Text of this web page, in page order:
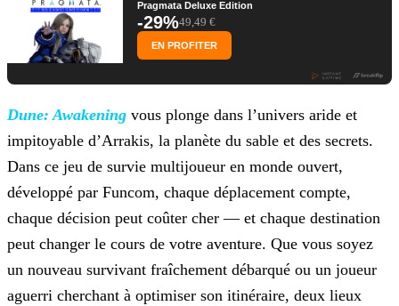
Pragmata Deluxe Edition
-29%49,49 €
EN PROFITER
Dune: Awakening vous plonge dans l’univers aride et
impitoyable d’Arrakis, la planète du sable et des secrets.
Dans ce jeu de survie multijoueur en monde ouvert,
développé par Funcom, chaque déplacement compte,
chaque décision peut coûter cher — et chaque destination
peut changer le cours de votre aventure. Que vous soyez
un nouveau survivant fraîchement débarqué ou un joueur
aguerri cherchant à optimiser son itinéraire, deux lieux